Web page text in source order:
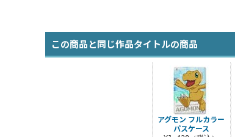
この商品と同じ作品タイトルの商品
アグモン フルカラー
パスケース